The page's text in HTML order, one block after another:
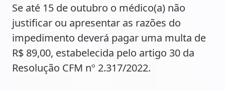
Se até 15 de outubro o médico(a) não
justificar ou apresentar as razões do
impedimento deverá pagar uma multa de
R$ 89,00, estabelecida pelo artigo 30 da
Resolução CFM nº 2.317/2022.